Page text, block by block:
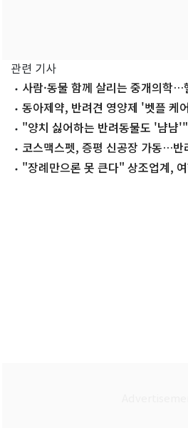
관련 기사
사람·동물 함께 살리는 중개의학
동아제약, 반려견 영양제 '벳플 케
펫 출시
"양치 싫어하는 반려동물도 '냠냠
출시코스맥스펫, 증평 신공장 가동…반
기지'
"장례만으론 못 큰다" 상조업계, 여